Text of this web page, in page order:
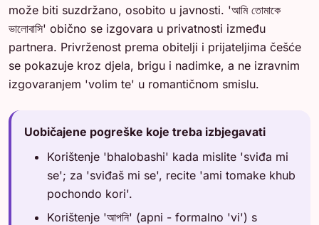
može biti suzdržano, osobito u javnosti. 'আমি তোমাকে
ভালোবাসি' obično se izgovara u privatnosti između
partnera. Privrženost prema obitelji i prijateljima češće
se pokazuje kroz djela, brigu i nadimke, a ne izravnim
izgovaranjem 'volim te' u romantičnom smislu.
Uobičajene pogreške koje treba izbjegavati
Korištenje 'bhalobashi' kada mislite 'sviđa mi
se'; za 'sviđaš mi se', recite 'ami tomake khub
pochondo kori'.
Korištenje 'আপনি' (apni - formalno 'vi') s